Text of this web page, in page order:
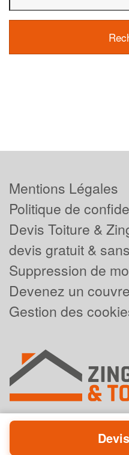
Mentions Légales
Politique de
Devis Toiture &
devis gratuit &
Suppression de
Devenez un
Gestion des
Powered by